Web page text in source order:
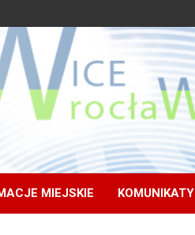
MIEJSKIE KOMUNIKATY